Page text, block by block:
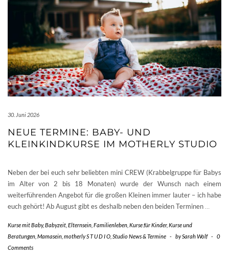
30. Juni 2026
NEUE TERMINE: BABY- UND
KLEINKINDKURSE IM MOTHERLY STUDIO
Neben der bei euch sehr beliebten mini CREW (Krabbelgruppe für Babys
im Alter von 2 bis 18 Monaten) wurde der Wunsch nach einem
weiterführenden Angebot für die großen Kleinen immer lauter – ich habe
euch gehört! Ab August gibt es deshalb neben den beiden Terminen
Kurse mit Baby,Babyzeit Elternsein Familienleben Kurse für Kinder, Kurse und
Beratungen Mamasein motherly S T U D I O Studio News & Termine - bySarah Wolf -
0
Comments